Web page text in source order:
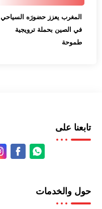
المغرب يعزز حضورَه السياحي
في الصين بحملة ترويجية
طموحة
تابعنا على
حول والخدمات